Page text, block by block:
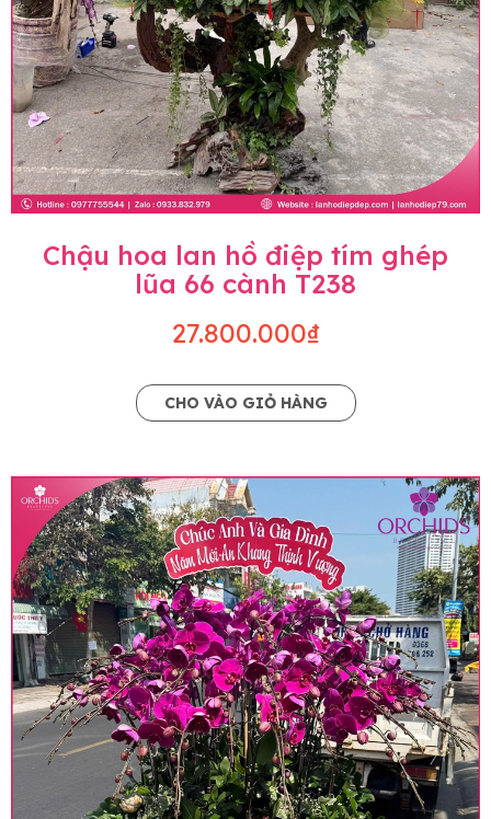
Chậu hoa lan hồ điệp tím ghép
lũa 66 cành T238
27.800.000₫
CHO VÀO GIỎ HÀNG